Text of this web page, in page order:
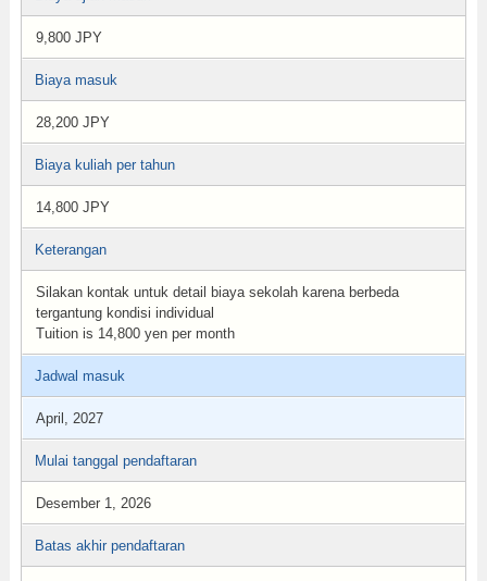
9,800 JPY
Biaya masuk
28,200 JPY
Biaya kuliah per tahun
14,800 JPY
Keterangan
Silakan kontak untuk detail biaya sekolah karena berbeda
tergantung kondisi individual
Tuition is 14,800 yen per month
Jadwal masuk
April, 2027
Mulai tanggal pendaftaran
Desember 1, 2026
Batas akhir pendaftaran